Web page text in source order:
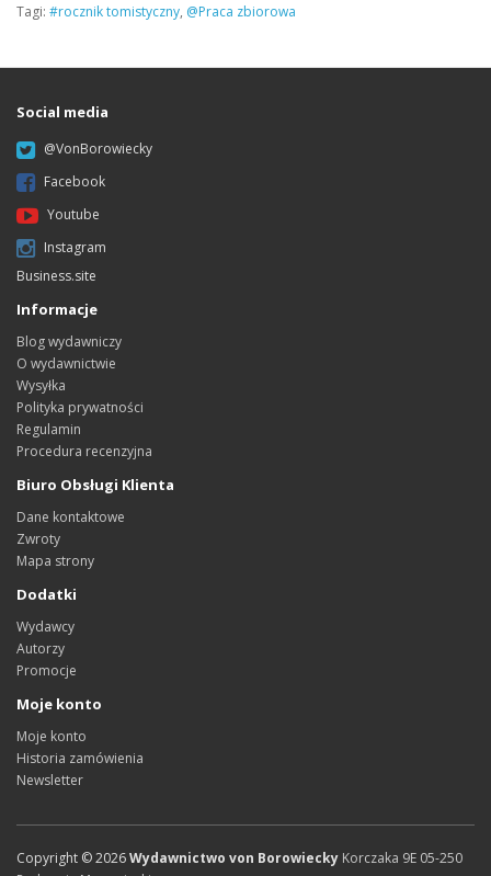
Tagi: #rocznik tomistyczny, @Praca zbiorowa
Social media
@VonBorowiecky
Facebook
Youtube
Instagram
Business.site
Informacje
Blog wydawniczy
O wydawnictwie
Wysyłka
Polityka prywatności
Regulamin
Procedura recenzyjna
Biuro Obsługi Klienta
Dane kontaktowe
Zwroty
Mapa strony
Dodatki
Wydawcy
Autorzy
Promocje
Moje konto
Moje konto
Historia zamówienia
Newsletter
Copyright ©2026Wydawnictwo von Borowiecky Korczaka 9E 05-250